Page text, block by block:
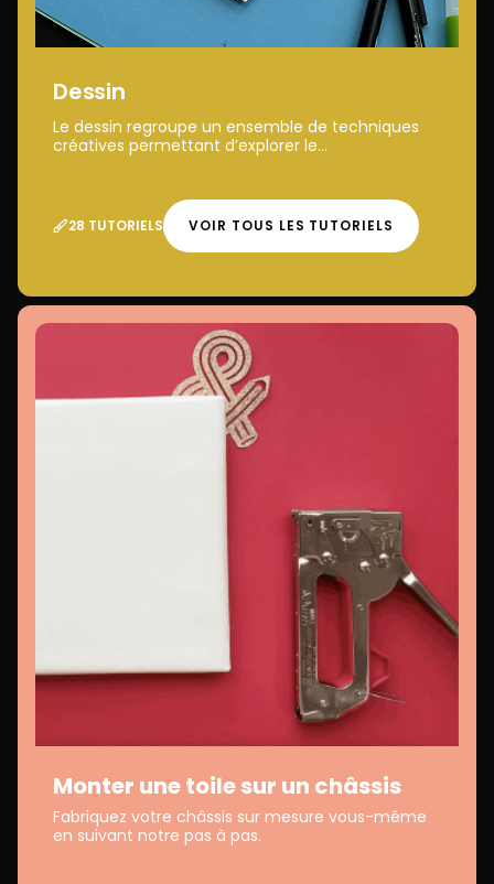
Dessin
Le dessin regroupe un ensemble de techniques
créatives permettant d’explorer le...
28 TUTORIELS VOIR TOUS LES TUTORIELS
Monter une toile sur un châssis
Fabriquez votre châssis sur mesure vous-même
en suivant notre pas à pas.